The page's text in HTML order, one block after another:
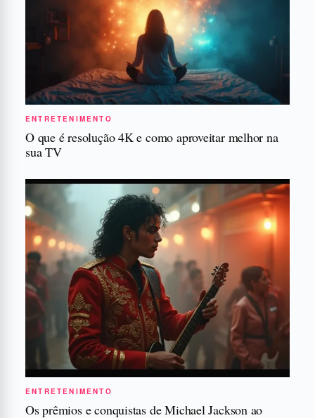
ENTRETENIMENTO
O que é resolução 4K e como aproveitar melhor na
sua TV
ENTRETENIMENTO
Os prêmios e conquistas de Michael Jackson ao